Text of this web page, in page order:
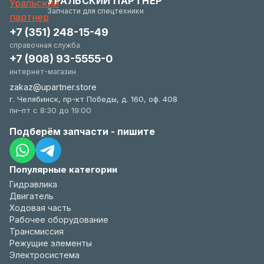
удобстве.Запчасти для спецтехники
Популярные категории
Гидравлика
Двигатель
Ходовая часть
Рабочее оборудование
Трансмиссия
Режущие элементы
Электросистема
+7 (351) 248-15-49
справочная служба
+7 (908) 93-5555-0
интернет-магазин
zakaz@upartner.store
г. Челябинск, пр-кт Победы, д. 160, оф. 408
пн–пт с 8:30 до 19:00
Подберём запчасти - пишите